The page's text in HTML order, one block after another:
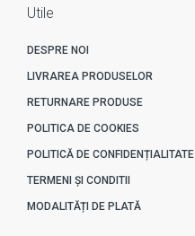
Utile
DESPRE NOI
LIVRAREA PRODUSELOR
RETURNARE PRODUSE
POLITICA DE COOKIES
POLITICĂ DE CONFIDENȚIALITATE
TERMENI ȘI CONDITII
MODALITĂȚI DE PLATĂ